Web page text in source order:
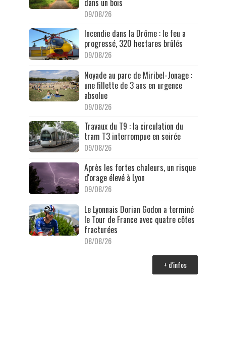
dans un bois
09/08/26
Incendie dans la Drôme : le feu a
progressé, 320 hectares brûlés
09/08/26
Noyade au parc de Miribel-Jonage :
une fillette de 3 ans en urgence
absolue
09/08/26
Travaux du T9 : la circulation du
tram T3 interrompue en soirée
09/08/26
Après les fortes chaleurs, un risque
d'orage élevé à Lyon
09/08/26
Le Lyonnais Dorian Godon a terminé
le Tour de France avec quatre côtes
fracturées
08/08/26
+ d'infos